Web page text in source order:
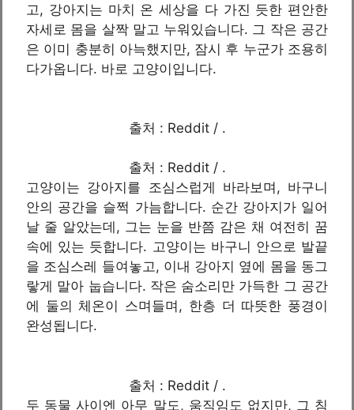
고, 강아지는 마치 온 세상을 다 가진 듯한 편안한
자세로 몸을 살짝 말고 누워있습니다. 그 작은 공간
은 이미 충분히 아늑했지만, 잠시 후 누군가 조용히
다가옵니다. 바로 고양이입니다.
출처 : Reddit / .
출처 : Reddit / .
고양이는 강아지를 조심스럽게 바라보며, 바구니
안의 공간을 슬쩍 가늠합니다. 순간 강아지가 일어
날 줄 알았는데, 그는 눈을 반쯤 감은 채 여전히 꿈
속에 있는 듯합니다. 고양이는 바구니 안으로 발끝
을 조심스레 들여놓고, 이내 강아지 옆에 몸을 동그
랗게 말아 눕습니다. 작은 숨소리만 가득한 그 공간
에 둘의 체온이 스며들며, 한층 더 따뜻한 풍경이
완성됩니다.
출처 : Reddit / .
두 동물 사이엔 아무 말도, 움직임도 없지만, 그 침